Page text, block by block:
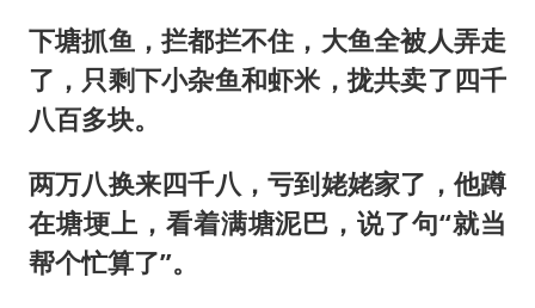
下塘抓鱼，拦都拦不住，大鱼全被人弄走
了，只剩下小杂鱼和虾米，拢共卖了四千
八百多块。
两万八换来四千八，亏到姥姥家了，他蹲
在塘埂上，看着满塘泥巴，说了句“就当
帮个忙算了”。